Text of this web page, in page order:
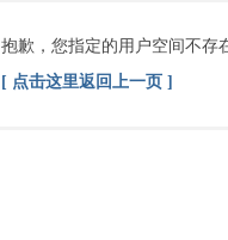
抱歉，您指定的用户空间不存
[ 点击这里返回上一页 ]